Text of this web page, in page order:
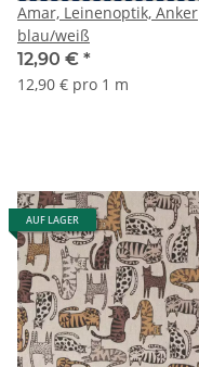
Amar, Leinenoptik, Anker
blau/weiß
12,90 € *
12,90 € pro 1 m
AUF LAGER